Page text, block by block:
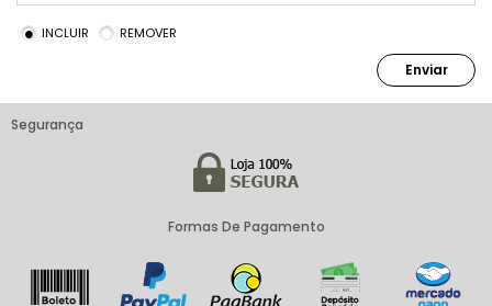
INCLUIR REMOVER
Enviar
Segurança
Formas De Pagamento